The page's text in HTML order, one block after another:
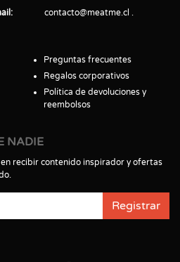
contacto@meatme.cl
Preguntas frecuentes
Regalos corporativos
Política de devoluciones y
reembolsos
NADIE
recibir contenido inspirador y ofertas
Registrar